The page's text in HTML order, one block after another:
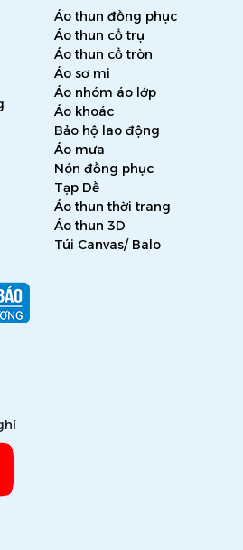
Áo thun đồng phục
Áo thun cổ trụ
Áo thun cổ tròn
Áo sơ mi
Áo nhóm áo lớp
Áo khoác
Bảo hộ lao động
Áo mưa
Nón đồng phục
Tạp Dề
Áo thun thời trang
Áo thun 3D
Túi Canvas/ Balo